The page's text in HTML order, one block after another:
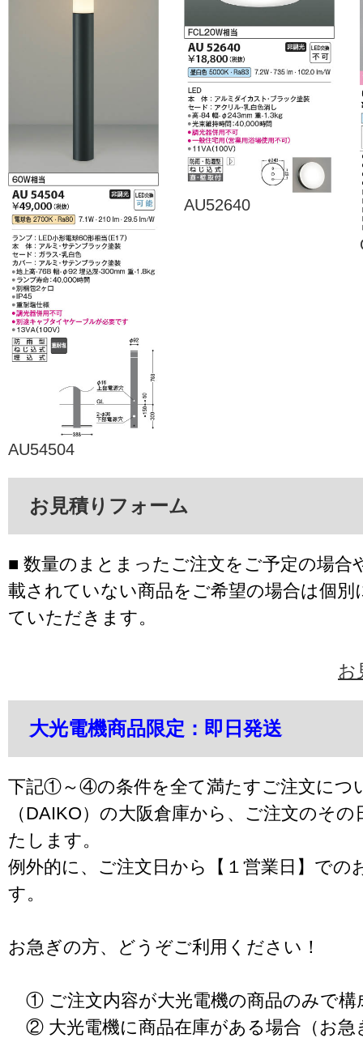
AU54504
AU52640
お見積りフォーム
■ 数量のまとまったご注文をご予定の場合
載されていない商品をご希望の場合は個別
ていただきます。
お
大光電機商品限定：即日発送
下記①～④の条件を全て満たすご注文につ
（DAIKO）の大阪倉庫から、ご注文のそ
たします。
例外的に、ご注文日から【１営業日】での
す。
お急ぎの方、どうぞご利用ください！
① ご注文内容が大光電機の商品のみで構
② 大光電機に商品在庫がある場合（お急